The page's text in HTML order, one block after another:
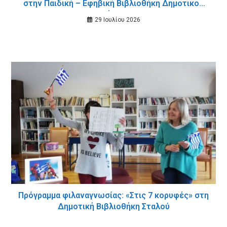
στην Παιδική – Εφηβική Βιβλιοθήκη Δημοτικού
Κήπου
29 Ιουλίου 2026
Πρόγραμμα φιλαναγνωσίας: «Στις 7 κορυφές» στη
Δημοτική Βιβλιοθήκη Σταλού